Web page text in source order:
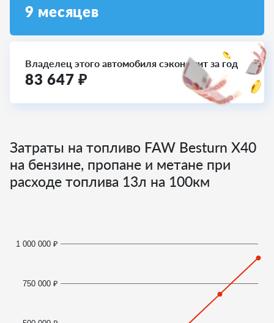
9 месяцев
Владелец этого автомобиля сэкономит за год
83 647 ₽
Затраты на топливо FAW Besturn X40
на бензине, пропане и метане при
расходе топлива 13л на 100км
750 000 ₽
1 000 000 ₽